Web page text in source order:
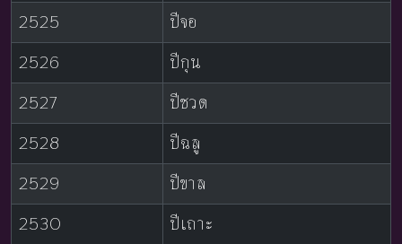
2525
ปีจอ
2526
ปีกุน
2527
ปีชวด
2528
ปีฉลู
2529
ปีขาล
2530
ปีเถาะ